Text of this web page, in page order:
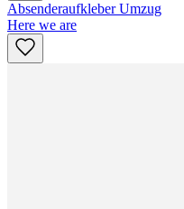
Absenderaufkleber Umzug
Here we are